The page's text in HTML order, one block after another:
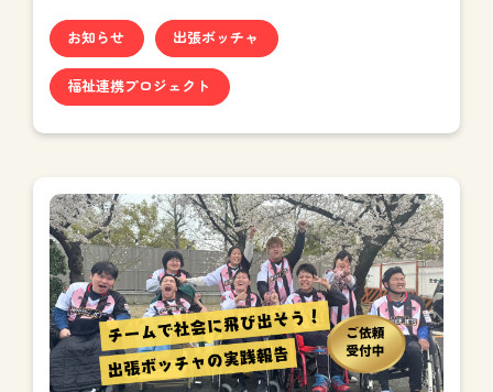
お知らせ 出張ボッチャ
福祉連携プロジェクト